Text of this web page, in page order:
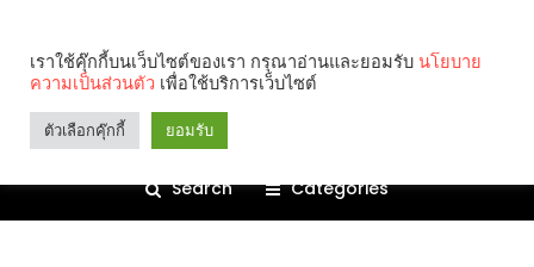
Search Categories
เราใช้คุ๊กกี้บนเว็บไซต์ของเรา กรุณาอ่านและยอมรับ นโยบาย
ความเป็นส่วนตัว เพื่อใช้บริการเว็บไซต์
ตัวเลือกคุ๊กกี้ ยอมรับ